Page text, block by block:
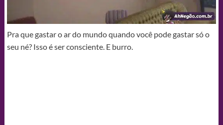
Pra que gastar o ar do mundo quando você pode gastar só o
seu né? Isso é ser consciente. E burro.